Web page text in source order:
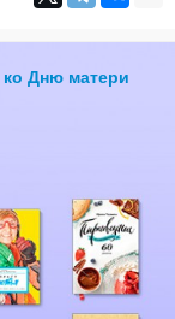
Дню матери